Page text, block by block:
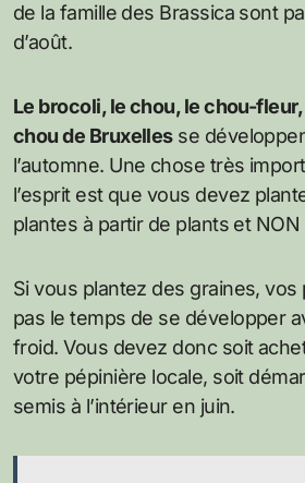
de la famille des Brassica sont
d’août.
Le brocoli, le chou, le chou-
chou de Bruxellesse
l’automne. Une chose très
l’esprit est que vous devez
plantes à partir de plants et
Si vous plantez des graines, vos
pas le temps de se développer
froid. Vous devez donc soit
votre pépinière locale, soit
semis à l’intérieur en juin.